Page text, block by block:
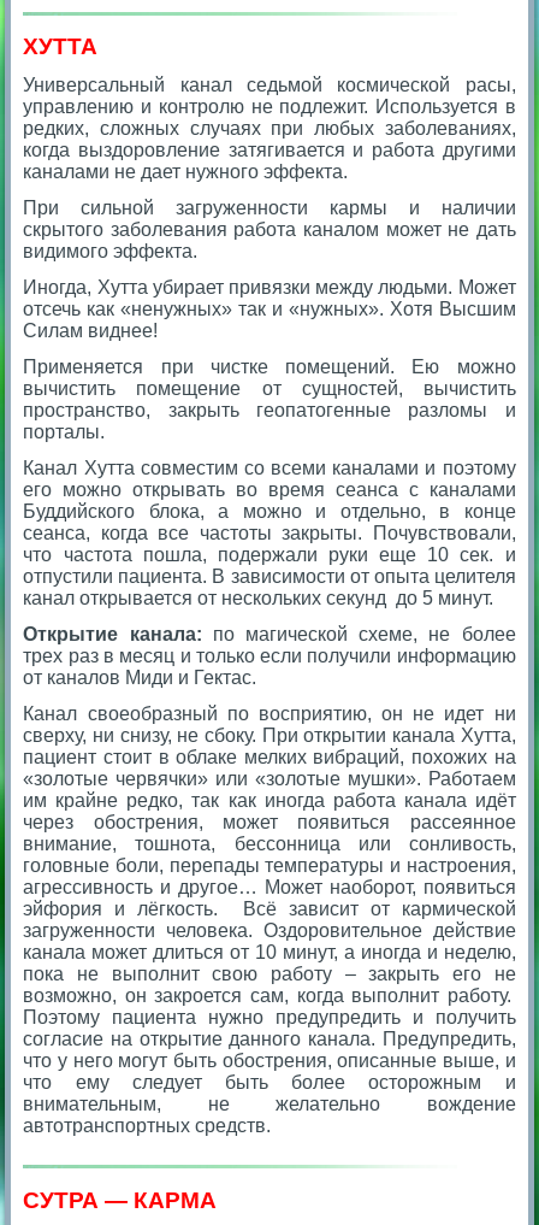
ХУТТА
Универсальный канал седьмой космической расы,
управлению и контролю не подлежит. Используется в
редких, сложных случаях при любых заболеваниях,
когда выздоровление затягивается и работа другими
каналами не дает нужного эффекта.
При сильной загруженности кармы и наличии
скрытого заболевания работа каналом может не дать
видимого эффекта.
Иногда, Хутта убирает привязки между людьми. Может
отсечь как «ненужных» так и «нужных». Хотя Высшим
Силам виднее!
Применяется при чистке помещений. Ею можно
вычистить помещение от сущностей, вычистить
пространство, закрыть геопатогенные разломы и
порталы.
Канал Хутта совместим со всеми каналами и поэтому
его можно открывать во время сеанса с каналами
Буддийского блока, а можно и отдельно, в конце
сеанса, когда все частоты закрыты. Почувствовали,
что частота пошла, подержали руки еще 10 сек. и
отпустили пациента. В зависимости от опыта целителя
канал открывается от нескольких секунд до 5 минут.
Открытие канала: по магической схеме, не более
трех раз в месяц и только если получили информацию
от каналов Миди и Гектас.
Канал своеобразный по восприятию, он не идет ни
сверху, ни снизу, не сбоку. При открытии канала Хутта,
пациент стоит в облаке мелких вибраций, похожих на
«золотые червячки» или «золотые мушки». Работаем
им крайне редко, так как иногда работа канала идёт
через обострения, может появиться рассеянное
внимание, тошнота, бессонница или сонливость,
головные боли, перепады температуры и настроения,
агрессивность и другое… Может наоборот, появиться
эйфория и лёгкость. Всё зависит от кармической
загруженности человека. Оздоровительное действие
канала может длиться от 10 минут, а иногда и неделю,
пока не выполнит свою работу – закрыть его не
возможно, он закроется сам, когда выполнит работу.
Поэтому пациента нужно предупредить и получить
согласие на открытие данного канала. Предупредить,
что у него могут быть обострения, описанные выше, и
что ему следует быть более осторожным и
внимательным, не желательно вождение
автотранспортных средств.
СУТРА — КАРМА